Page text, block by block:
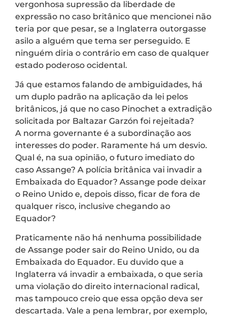
vergonhosa supressão da liberdade de
expressão no caso britânico que mencionei não
teria por que pesar, se a Inglaterra outorgasse
asilo a alguém que tema ser perseguido. E
ninguém diria o contrário em caso de qualquer
estado poderoso ocidental.
Já que estamos falando de ambiguidades, há
um duplo padrão na aplicação da lei pelos
britânicos, já que no caso Pinochet a extradição
solicitada por Baltazar Garzón foi rejeitada?
A norma governante é a subordinação aos
interesses do poder. Raramente há um desvio.
Qual é, na sua opinião, o futuro imediato do
caso Assange? A polícia britânica vai invadir a
Embaixada do Equador? Assange pode deixar
o Reino Unido e, depois disso, ficar de fora de
qualquer risco, inclusive chegando ao
Equador?
Praticamente não há nenhuma possibilidade
de Assange poder sair do Reino Unido, ou da
Embaixada do Equador. Eu duvido que a
Inglaterra vá invadir a embaixada, o que seria
uma violação do direito internacional radical,
mas tampouco creio que essa opção deva ser
descartada. Vale a pena lembrar, por exemplo,